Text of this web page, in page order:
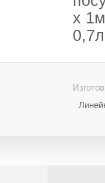
х